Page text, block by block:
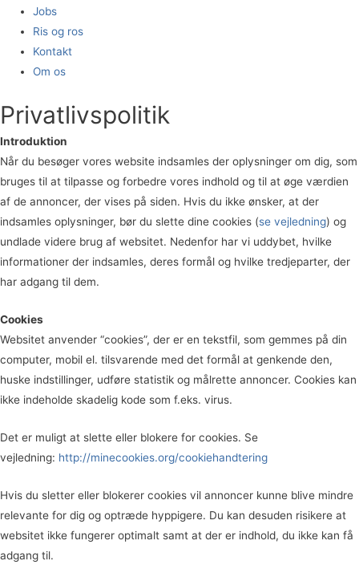
Jobs
Ris og ros
Kontakt
Om os
Privatlivspolitik
Introduktion
Når du besøger vores website indsamles der oplysninger om dig, som
bruges til at tilpasse og forbedre vores indhold og til at øge værdien
af de annoncer, der vises på siden. Hvis du ikke ønsker, at der
indsamles oplysninger, bør du slette dine cookies (se vejledning) og
undlade videre brug af websitet. Nedenfor har vi uddybet, hvilke
informationer der indsamles, deres formål og hvilke tredjeparter, der
har adgang til dem.
Cookies
Websitet anvender “cookies”, der er en tekstfil, som gemmes på din
computer, mobil el. tilsvarende med det formål at genkende den,
huske indstillinger, udføre statistik og målrette annoncer. Cookies kan
ikke indeholde skadelig kode som f.eks. virus.
Det er muligt at slette eller blokere for cookies. Se
vejledning: http://minecookies.org/cookiehandtering
Hvis du sletter eller blokerer cookies vil annoncer kunne blive mindre
relevante for dig og optræde hyppigere. Du kan desuden risikere at
websitet ikke fungerer optimalt samt at der er indhold, du ikke kan få
adgang til.